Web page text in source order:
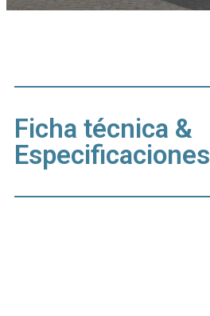
Ficha técnica &
Especificaciones